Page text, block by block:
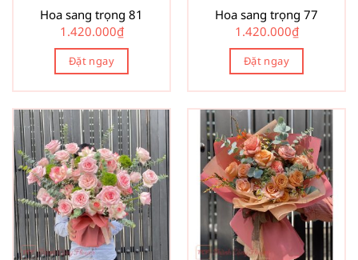
Hoa sang trọng 81
1.420.000₫
Đặt ngay
Hoa sang trọng 77
1.420.000₫
Đặt ngay